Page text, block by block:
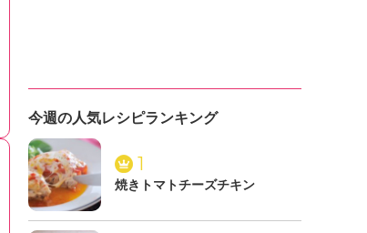
今週の人気レシピランキング
1
焼きトマトチーズチキン